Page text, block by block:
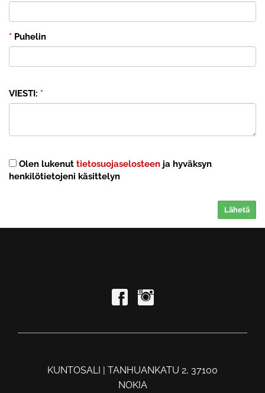
* Puhelin
VIESTI: *
Olen lukenut tietosuojaselosteen ja hyväksyn
henkilötietojeni käsittelyn
Lähetä
KUNTOSALI | TANHUANKATU 2, 37100
NOKIA